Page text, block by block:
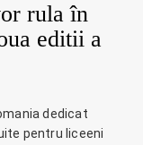
rula în
editii a
dedicat
pentru liceeni